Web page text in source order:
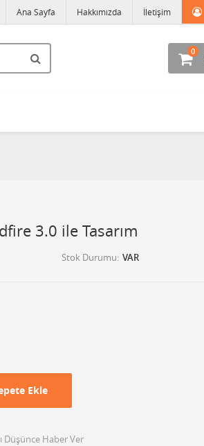
Ana Sayfa Hakkımızda İletişim
0
3.0 ile Tasarım
Stok Durumu VAR
Ekle
Düşünce Haber Ver